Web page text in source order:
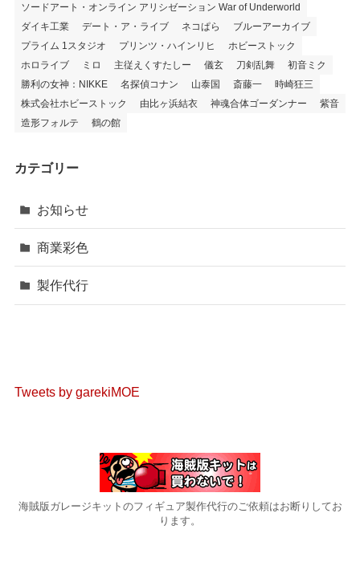
ソードアート・オンライン アリシゼーション War of Underworld
ダイキ工業
デート・ア・ライブ ネコぱら
ブルーアーカイブ
プライム 1スタジオ
プリンツ・ハインリヒ
ホビーストック
ホロライブ
ミロ 主従えくすたしー 儀玄 刀剣乱舞
初音ミク
勝利の女神：NIKKE
名探偵コナン 山泰国 斎藤一
時崎狂三
株式会社ホビーストック
由比ヶ浜結衣 神魂合体ゴーダンナー
紫音
造形フォルテ
鶴の館
カテゴリー
お知らせ
商業彩色
製作代行
Tweets by garekiMOE
海賊版ガレージキットのフィギュア製作代行のご依頼はお断りしてお
ります。